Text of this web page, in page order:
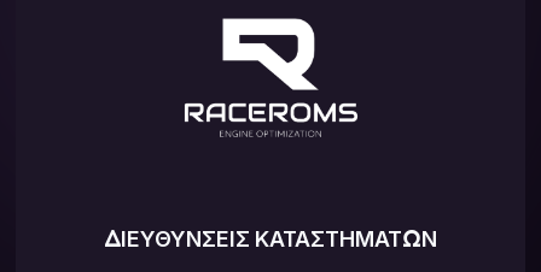
ΔΙΕΥΘΥΝΣΕΙΣ ΚΑΤΑΣΤΗΜΑΤΩΝ